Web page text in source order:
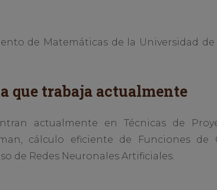
de Matemáticas de la Universidad de
que trabaja actualmente
actualmente en Técnicas de
cálculo eficiente de Funciones de
de Redes Neuronales Artificiales.